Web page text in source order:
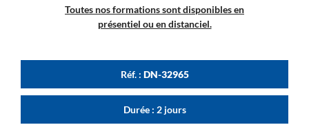
Toutes nos formations sont disponibles en
présentiel ou en distanciel.
Réf. : DN-32965
Durée : 2 jours